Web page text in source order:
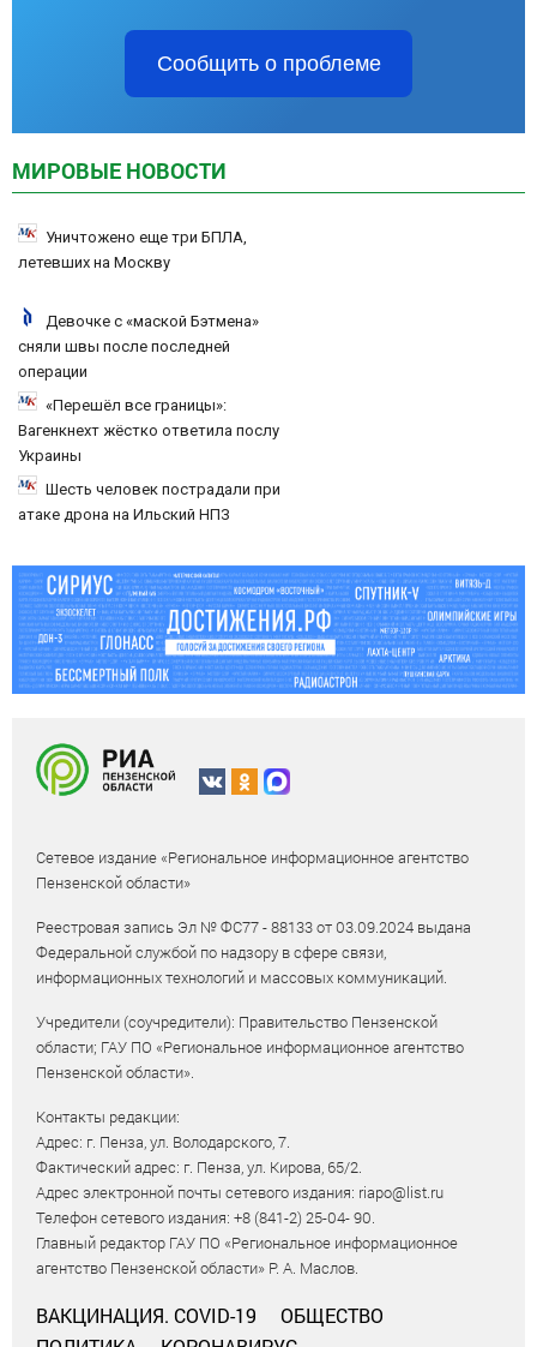
Сообщить о проблеме
МИРОВЫЕ НОВОСТИ
Уничтожено еще три БПЛА,
летевших на Москву
Девочке с «маской Бэтмена»
сняли швы после последней
операции
«Перешёл все границы»:
Вагенкнехт жёстко ответила послу
Украины
Шесть человек пострадали при
атаке дрона на Ильский НПЗ
Сетевое издание «Региональное информационное агентство
Пензенской области»
Реестровая запись Эл № ФС77 - 88133 от 03.09.2024 выдана
Федеральной службой по надзору в сфере связи,
информационных технологий и массовых коммуникаций.
Учредители (соучредители): Правительство Пензенской
области; ГАУ ПО «Региональное информационное агентство
Пензенской области».
Контакты редакции:
Адрес: г. Пенза, ул. Володарского, 7.
Фактический адрес: г. Пенза, ул. Кирова, 65/2.
Адрес электронной почты сетевого издания: riapo@list.ru
Телефон сетевого издания: +8 (841-2) 25-04- 90.
Главный редактор ГАУ ПО «Региональное информационное
агентство Пензенской области» Р. А. Маслов.
ВАКЦИНАЦИЯ. COVID-19
ОБЩЕСТВО